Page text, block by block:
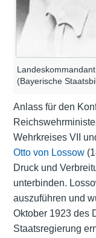
(Bayerische
Anlass für den
Wehrkreises VII
Otto von Lossow
Druck und
unterbinden.
auszuführen und
Oktober 1923 des
Staatsregierung